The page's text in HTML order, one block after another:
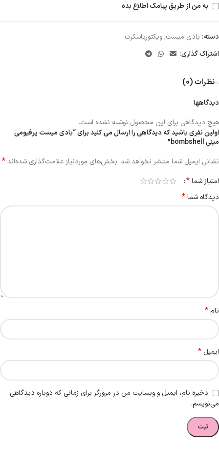
به من از طریق پیامک اطلاع بده
دسته: بادی میست,ویکتوریاسکرت
اشتراک گذاری:
نظرات (0)
دیدگاهها
هیچ دیدگاهی برای این محصول نوشته نشده است.
اولین نفری باشید که دیدگاهی را ارسال می کنید برای “بادی میست پرفیومی
مینی bombshell”
نشانی ایمیل شما منتشر نخواهد شد. بخش‌های موردنیاز علامت‌گذاری شده‌اند*
امتیاز شما*
دیدگاه شما*
نام*
ایمیل *
ذخیره نام، ایمیل و وبسایت من در مرورگر برای زمانی که دوباره دیدگاهی
می‌نویسم.